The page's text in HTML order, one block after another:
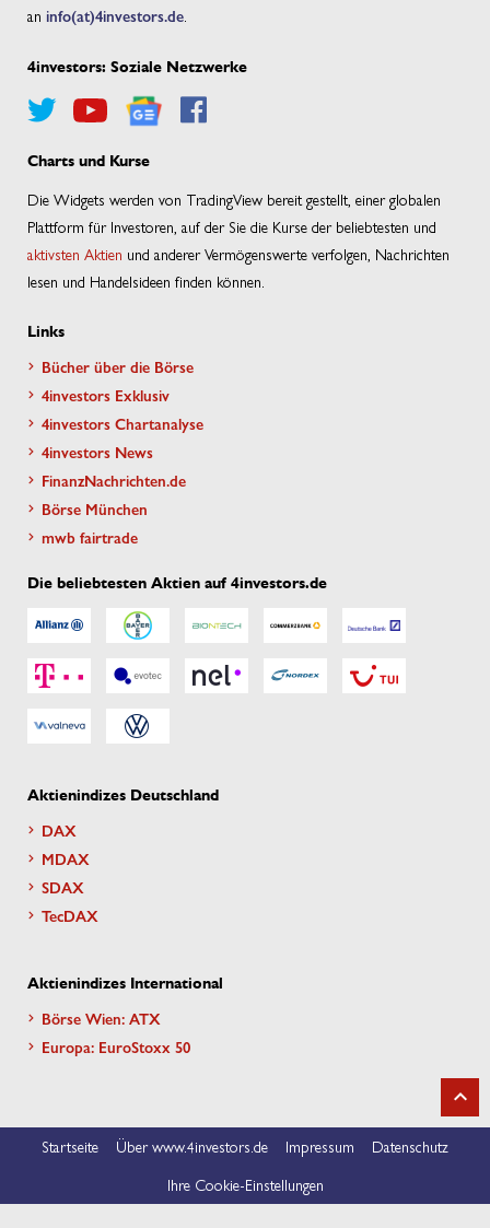
an info(at)4investors.de
4investors: Soziale Netzwerke
Charts und Kurse
Die Widgets werden von TradingView bereit gestellt, einer globalen
Plattform für Investoren, auf der Sie die Kurse der beliebtesten und
aktivsten Aktien und anderer Vermögenswerte verfolgen, Nachrichten
lesen und Handelsideen finden können.
Links
Bücher über die Börse
4investors Exklusiv
4investors Chartanalyse
4investors News
FinanzNachrichten.de
Börse München
mwb fairtrade
Die beliebtesten Aktien auf 4investors.de
Aktienindizes Deutschland
DAX
MDAX
SDAX
TecDAX
Aktienindizes International
Börse Wien: ATX
Europa: EuroStoxx 50
Startseite Über www.4investors.de Impressum
Datenschutz
Ihre Cookie-Einstellungen